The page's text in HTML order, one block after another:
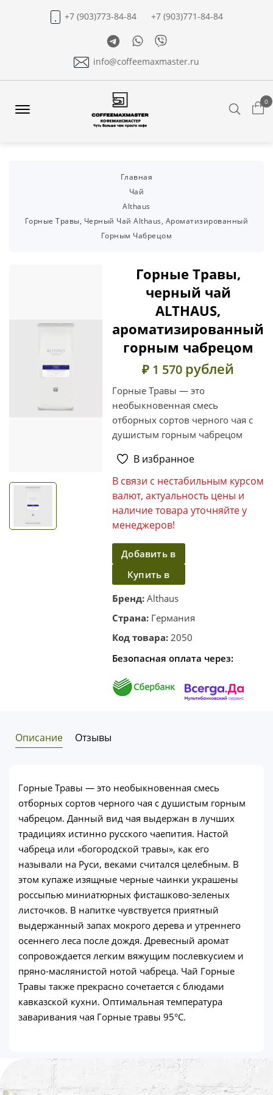
+7 (903)773-84-84
+7 (903)771-84-84
TelegramWhatsapp
Viber
info@coffeemaxmaster.ru
0
Главная
Чай
Althaus
Горные Травы, Черный Чай Althaus, Ароматизированный
Горным Чабрецом
Горные Травы,
черный чай
ALTHAUS,
ароматизированный
горным чабрецом
₽ 1 570 рублей
Горные Травы — это
необыкновенная смесь
отборных сортов черного чая с
душистым горным чабрецом
В избранное
В связи с нестабильным курсом
валют, актуальность цены и
наличие товара уточняйте у
менеджеров!
Добавить в
корзину
Купить в
один клик
Бренд: Althaus
Страна: Германия
Код товара: 2050
Безопасная оплата через:
Описание Отзывы
Горные Травы — это необыкновенная смесь
отборных сортов черного чая с душистым горным
чабрецом. Данный вид чая выдержан в лучших
традициях истинно русского чаепития. Настой
чабреца или «богородской травы», как его
называли на Руси, веками считался целебным. В
этом купаже изящные черные чаинки украшены
россыпью миниатюрных фисташково-зеленых
листочков. В напитке чувствуется приятный
выдержанный запах мокрого дерева и утреннего
осеннего леса после дождя. Древесный аромат
сопровождается легким вяжущим послевкусием и
пряно-маслянистой нотой чабреца. Чай Горные
Травы также прекрасно сочетается с блюдами
кавказской кухни. Оптимальная температура
заваривания чая Горные травы 95°С.